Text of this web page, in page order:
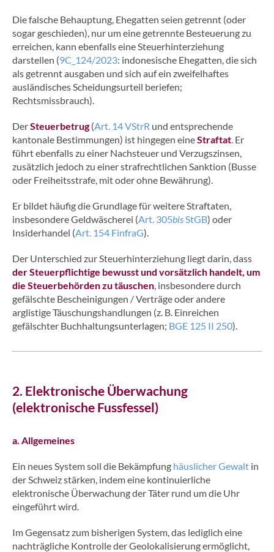
Die falsche Behauptung, Ehegatten seien getrennt (oder
sogar geschieden), nur um eine getrennte Besteuerung zu
erreichen, kann ebenfalls eine Steuerhinterziehung
darstellen (9C_124/2023: indonesische Ehegatten, die sich
als getrennt ausgaben und sich auf ein zweifelhaftes
ausländisches Scheidungsurteil beriefen;
Rechtsmissbrauch).
DerSteuerbetrug(Art. 14 VStrR und entsprechende
kantonale Bestimmungen) ist hingegen eineStraftat. Er
führt ebenfalls zu einer Nachsteuer und Verzugszinsen,
zusätzlich jedoch zu einer strafrechtlichen Sanktion (Busse
oder Freiheitsstrafe, mit oder ohne Bewährung).
Er bildet häufig die Grundlage für weitere Straftaten,
insbesondere Geldwäscherei (Art. 305bisStGB) oder
Insiderhandel (Art. 154 FinfraG).
Der Unterschied zur Steuerhinterziehung liegt darin, dass
der Steuerpflichtige bewusst und vorsätzlich handelt, um
die Steuerbehörden zu täuschen, insbesondere durch
gefälschte Bescheinigungen / Verträge oder andere
arglistige Täuschungshandlungen (z. B. Einreichen
gefälschter Buchhaltungsunterlagen; BGE 125 II 250).
2. Elektronische Überwachung
(elektronische Fussfessel)
a. Allgemeines
Ein neues System soll die Bekämpfung häuslicher Gewalt in
der Schweiz stärken, indem eine kontinuierliche
elektronische Überwachung der Täter rund um die Uhr
eingeführt wird.
Im Gegensatz zum bisherigen System, das lediglich eine
nachträgliche Kontrolle der Geolokalisierung ermöglicht,